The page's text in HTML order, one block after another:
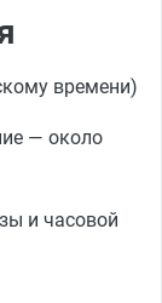
времени)
— около
и часовой